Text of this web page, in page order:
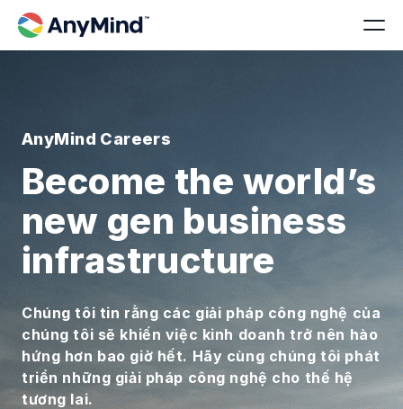
AnyMind Careers
Become the world’s
new gen business
infrastructure
Chúng tôi tin rằng các giải pháp công nghệ của
chúng tôi sẽ khiến việc kinh doanh trở nên hào
hứng hơn bao giờ hết. Hãy cùng chúng tôi phát
triển những giải pháp công nghệ cho thế hệ
tương lai.